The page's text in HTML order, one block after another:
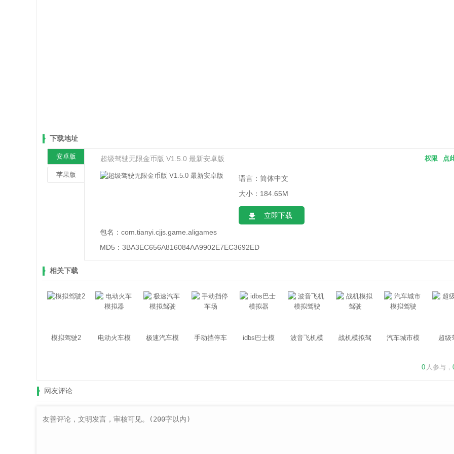
下载地址
安卓版
苹果版
超级驾驶无限金币版 V1.5.0 最新安卓版 点
权限
语言：简体中文
大小：184.65M
立即下载
包名： com.tianyi.cjjs.game.aligames
MD5： 3BA3EC656A816084AA9902E7EC3692ED
相关下载
模拟驾驶2
电动火车模
极速汽车模
手动挡停车
idbs巴士模
波音飞机模
战机模拟驾
汽车城市模
超级
0 人参与，
网友评论